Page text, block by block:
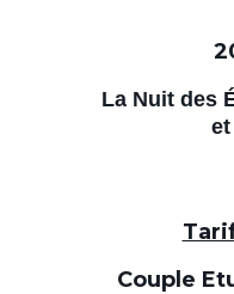
La Nuit des
Couple